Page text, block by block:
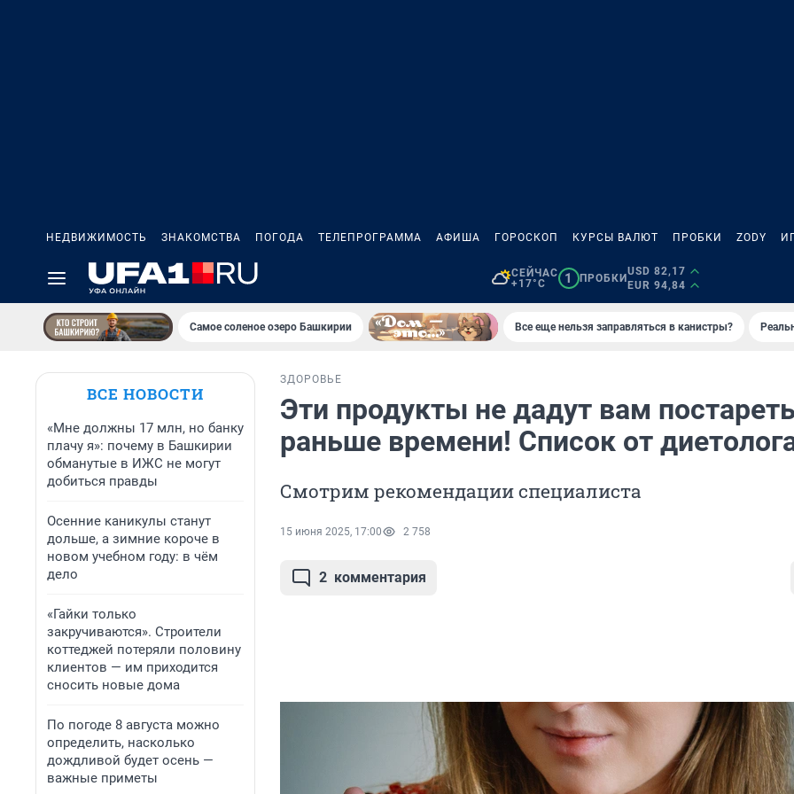
НЕДВИЖИМОСТЬ ЗНАКОМСТВА ПОГОДА ТЕЛЕПРОГРАММА АФИША ГОРОСКОП КУРСЫ ВАЛЮТ ПРОБКИ ZODY
СЕЙЧАС
+17°C
1 ПРОБКИ
USD 82,17
EUR 94,84
Самое соленое озеро Башкирии Все еще нельзя заправляться в канистры?
ВСЕ НОВОСТИ
«Мне должны 17 млн, но банку
плачу я»: почему в Башкирии
обманутые в ИЖС не могут
добиться правды
Осенние каникулы станут
дольше, а зимние короче в
новом учебном году: в чём
дело
«Гайки только
закручиваются». Строители
коттеджей потеряли половину
клиентов — им приходится
сносить новые дома
По погоде 8 августа можно
определить, насколько
дождливой будет осень —
важные приметы
ЗДОРОВЬЕ
Эти продукты не дадут вам
раньше времени! Список от
Смотрим рекомендации специалиста
15 июня 2025, 17:00 2 758
2 комментария